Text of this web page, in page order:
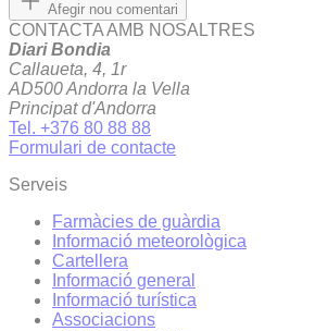
Afegir nou comentari
CONTACTA AMB NOSALTRES
Diari Bondia
Callaueta, 4, 1r
AD500 Andorra la Vella
Principat d'Andorra
Tel. +376 80 88 88
Formulari de contacte
Serveis
Farmàcies de guàrdia
Informació meteorològica
Cartellera
Informació general
Informació turística
Associacions